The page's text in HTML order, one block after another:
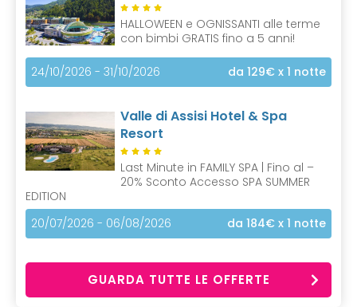
HALLOWEEN e OGNISSANTI alle terme
con bimbi GRATIS fino a 5 anni!
24/10/2026 - 31/10/2026 da 129€ x 1 notte
Valle di Assisi Hotel & Spa
Resort
Last Minute in FAMILY SPA | Fino al –
20% Sconto Accesso SPA SUMMER
EDITION
20/07/2026 - 06/08/2026
da 184€ x 1 notte
GUARDA TUTTE LE OFFERTE